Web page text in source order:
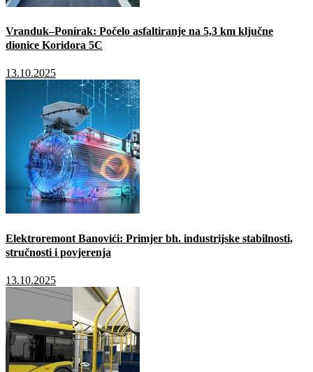
Vranduk–Ponirak: Počelo asfaltiranje na 5,3 km ključne
dionice Koridora 5C
13.10.2025
Elektroremont Banovići: Primjer bh. industrijske stabilnosti,
stručnosti i povjerenja
13.10.2025